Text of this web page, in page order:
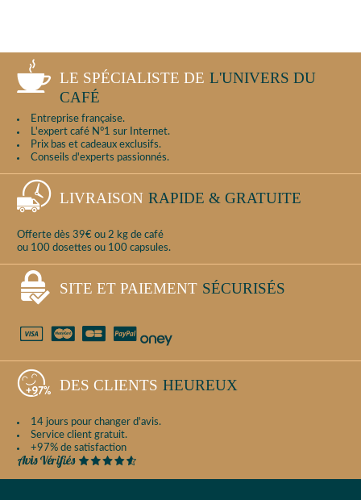
LE SPÉCIALISTE DE L'UNIVERS DU
CAFÉ
Entreprise française.
L'expert café N°1 sur Internet.
Prix bas et cadeaux exclusifs.
Conseils d'experts passionnés.
LIVRAISON RAPIDE & GRATUITE
Offerte dès 39€ ou 2 kg de café
ou 100 dosettes ou 100 capsules.
SITE ET PAIEMENT SÉCURISÉS
DES CLIENTS HEUREUX
14 jours pour changer d'avis.
Service client gratuit.
+97% de satisfaction